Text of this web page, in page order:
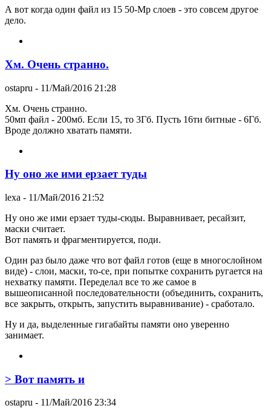
А вот когда один файл из 15 50-Mp слоев - это совсем другое
дело.
Хм. Очень странно.
ostapru - 11/Май/2016 21:28
Хм. Очень странно.
50мп файл - 200мб. Если 15, то 3Гб. Пусть 16ти битные - 6Гб.
Вроде должно хватать памяти.
Ну оно же ими ерзает туды
lexa - 11/Май/2016 21:52
Ну оно же ими ерзает туды-сюды. Выравнивает, ресайзит,
маски считает.
Вот память и фрагментируется, поди.
Один раз было даже что вот файл готов (еще в многослойном
виде) - слои, маски, то-се, при попытке сохранить ругается на
нехватку памяти. Переделал все то же самое в
вышеописанной последовательности (объединить, сохранить,
все закрыть, открыть, запустить выравнивание) - сработало.
Ну и да, выделенные гигабайты памяти оно уверенно
занимает.
> Вот память и
ostapru - 11/Май/2016 23:34